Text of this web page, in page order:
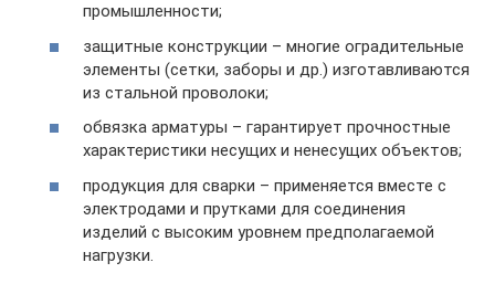
промышленности;
защитные конструкции – многие оградительные
элементы (сетки, заборы и др.) изготавливаются
из стальной проволоки;
обвязка арматуры – гарантирует прочностные
характеристики несущих и ненесущих объектов;
продукция для сварки – применяется вместе с
электродами и прутками для соединения
изделий с высоким уровнем предполагаемой
нагрузки.